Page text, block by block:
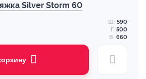
Silver Storm 60
Ш: 590
Г: 500
В: 660